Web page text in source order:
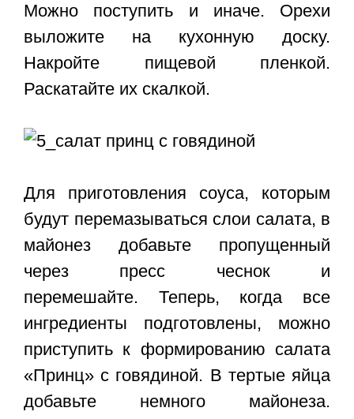
Можно поступить и иначе. Орехи
выложите на кухонную доску.
Накройте пищевой пленкой.
Раскатайте их скалкой.
Для приготовления соуса, которым
будут перемазываться слои салата, в
майонез добавьте пропущенный
через пресс чеснок и
перемешайте. Теперь, когда все
ингредиенты подготовлены, можно
приступить к формированию салата
«Принц» с говядиной. В тертые яйца
добавьте немного майонеза.